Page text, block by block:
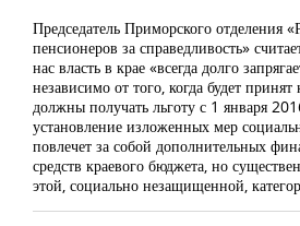
Председатель Приморского отделения
пенсионеров за справедливость»
нас власть в крае «всегда долго
независимо от того, когда будет
должны получать льготу с 1 января
установление изложенных мер
повлечет за собой дополнительных
средств краевого бюджета, но
этой, социально незащищенной,